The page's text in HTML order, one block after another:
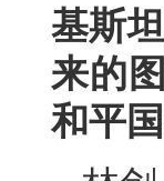
基斯
来的
和平